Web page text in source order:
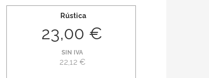
Rústica
23,00 €
SIN IVA
22,12 €